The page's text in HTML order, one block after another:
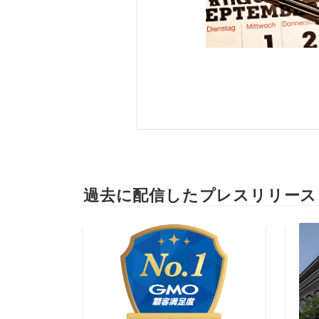
過去に配信したプレスリリース